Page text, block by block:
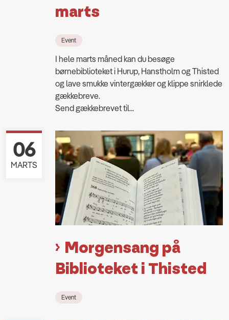
marts
Event
I hele marts måned kan du besøge
børnebiblioteket i Hurup, Hanstholm og Thisted
og lave smukke vintergækker og klippe snirklede
gækkebreve.
Send gækkebrevet til...
Morgensang på
Biblioteket i Thisted
06
MARTS
Event